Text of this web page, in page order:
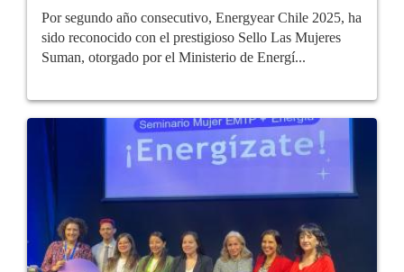
Por segundo año consecutivo, Energyear Chile 2025, ha
sido reconocido con el prestigioso Sello Las Mujeres
Suman, otorgado por el Ministerio de Energí...